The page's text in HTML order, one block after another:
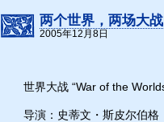
两个世界，两场大战
2005年12月8日
世界大战 “War of the
导演：史蒂文・斯皮尔伯格